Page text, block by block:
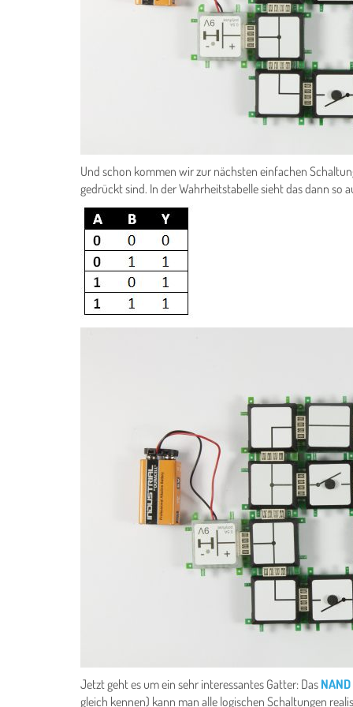
Und schon kommen wir zur nächsten einfachen
gedrückt sind. In der Wahrheitstabelle sieht das dann so
Jetzt geht es um ein sehr interessantes Gatter: Das NAND
gleich kennen) kann man alle logischen Schaltungen